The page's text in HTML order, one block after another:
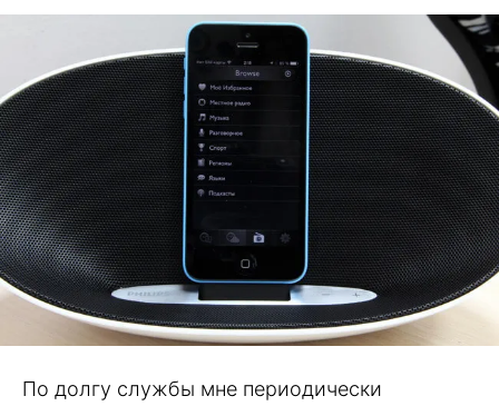
По долгу службы мне периодически